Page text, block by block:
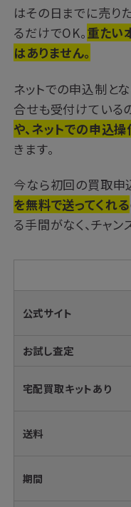
はその日までに売り
るだけでOK。重たい
はありません。
ネットでの申込制と
合せも受付けているの
や、ネットでの申込
きます。
今なら初回の買取申
を無料で送ってくれる
る手間がなく、チャン
公式サイト
お試し査定
宅配買取キットあり
送料
期間